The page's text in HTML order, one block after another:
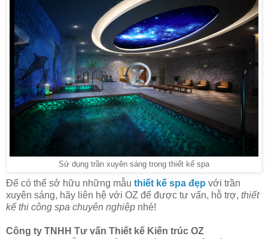
Sử dụng trần xuyên sáng trong thiết kế spa
Để có thể sở hữu những mẫu thiết kế spa đẹp với trần
xuyên sáng, hãy liên hệ với OZ để được tư vấn, hỗ trợ, thiết
kế thi công spa chuyên nghiệp nhé!
Công ty TNHH Tư vấn Thiết kế Kiến trúc OZ